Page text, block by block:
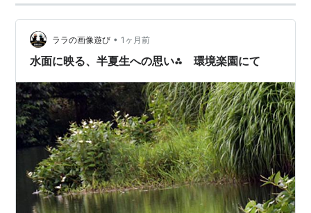
ララの画像遊び • 1ヶ月前
水面に映る、半夏生への思い⁂ 環境楽園にて